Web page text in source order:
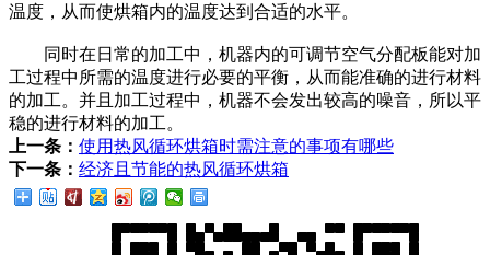
温度，从而使烘箱内的温度达到合适的水平。
同时在日常的加工中，机器内的可调节空气分配板能对加
工过程中所需的温度进行必要的平衡，从而能准确的进行材料
的加工。并且加工过程中，机器不会发出较高的噪音，所以平
稳的进行材料的加工。
上一条： 使用热风循环烘箱时需注意的事项有哪些
下一条： 经济且节能的热风循环烘箱